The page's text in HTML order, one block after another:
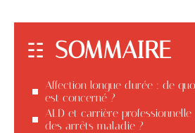
SOMMAIRE
Affection longue durée : de
est concerné ?
ALD et carrière
des arrêts maladie ?